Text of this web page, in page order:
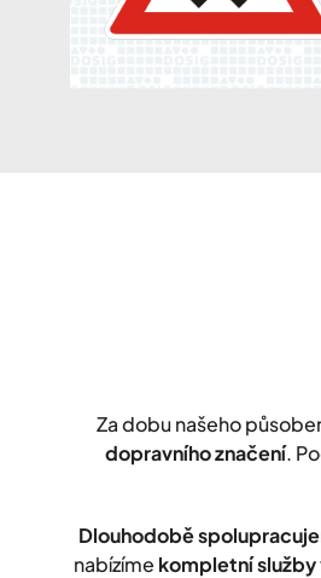
Za dobu našeho
dopravního značení.
Dlouhodobě
nabízíme kompletní